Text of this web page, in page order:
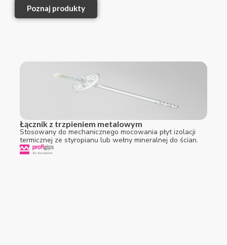
Poznaj produkty
Łącznik z trzpieniem metalowym
Stosowany do mechanicznego mocowania płyt izolacji
termicznej ze styropianu lub wełny mineralnej do ścian.